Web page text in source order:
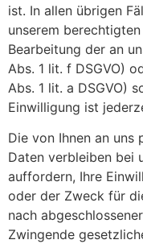
ist. In allen übrigen
unserem
Bearbeitung der an
Abs. 1 lit. f DSGVO)
Abs. 1 lit. a DSGVO)
Einwilligung ist
Die von Ihnen an uns
Daten verbleiben bei
auffordern, Ihre
oder der Zweck für
nach
Zwingende